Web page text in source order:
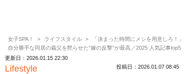
女子SPA！ ライフスタイル
「決まった時間にメシを用意しろ！」
自分勝手な同居の義父を黙らせた“嫁の反撃”が最高／2025 人気記事top5
更新日：2026.01.15 22:30
Lifestyle 投稿日：2026.01.07 08:45